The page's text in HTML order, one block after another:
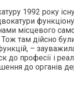
1992 року
місцевого
там дійсно
–
до професії і
до органів